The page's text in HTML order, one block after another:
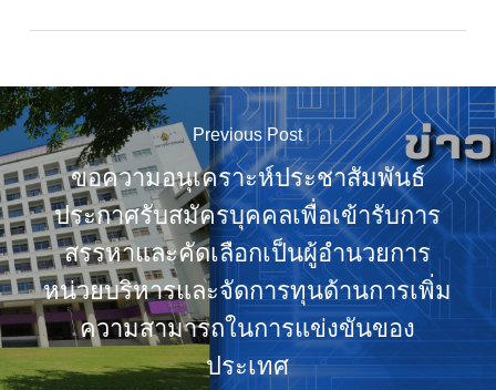
Previous Post
ขอความอนุเคราะห์ประชาสัมพันธ์
ประกาศรับสมัครบุคคลเพื่อเข้ารับการ
สรรหาและคัดเลือกเป็นผู้อำนวยการ
หน่วยบริหารและจัดการทุนด้านการเพิ่ม
ความสามารถในการแข่งขันของ
ประเทศ